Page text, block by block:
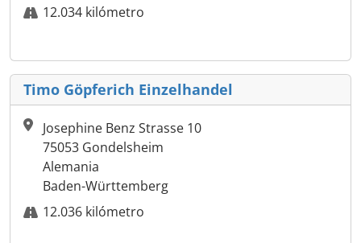
12.034 kilómetro
Timo Göpferich Einzelhandel
Josephine Benz Strasse 10
75053 Gondelsheim
Alemania
Baden-Württemberg
12.036 kilómetro